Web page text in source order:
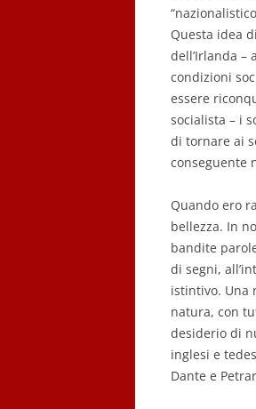
Questa idea
dell’Irlanda –
condizioni
essere
socialista – i
di tornare ai
conseguente
Quando ero
bellezza. In
bandite
di segni,
istintivo. Una
natura, con
desiderio di
inglesi e
Dante e